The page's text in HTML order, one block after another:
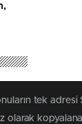
tek
olarak